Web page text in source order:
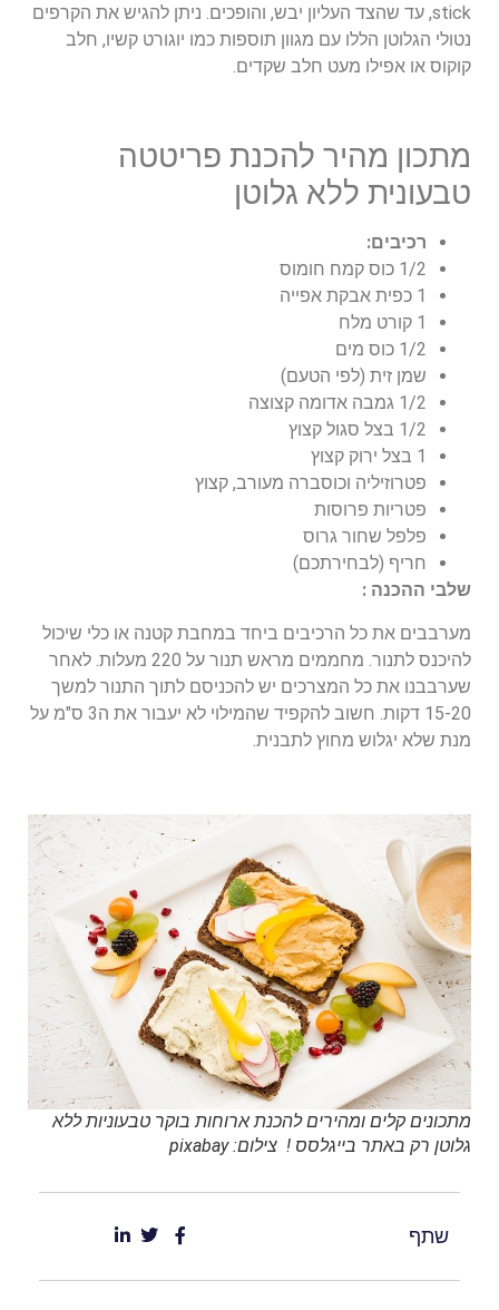
stick, עד שהצד העליון יבש, והופכים. ניתן להגיש את הקרפים
נטולי הגלוטן הללו עם מגוון תוספות כמו יוגורט קשיו, חלב
קוקוס או אפילו מעט חלב שקדים.
מתכון מהיר להכנת פריטטה
טבעונית ללא גלוטן
רכיבים:
1/2 כוס קמח חומוס
1 כפית אבקת אפייה
1 קורט מלח
1/2 כוס מים
שמן זית (לפי הטעם)
1/2 גמבה אדומה קצוצה
1/2 בצל סגול קצוץ
1 בצל ירוק קצוץ
פטרוזיליה וכוסברה מעורב, קצוץ
פטריות פרוסות
פלפל שחור גרוס
חריף (לבחירתכם)
שלבי ההכנה :
מערבבים את כל הרכיבים ביחד במחבת קטנה או כלי שיכול
להיכנס לתנור. מחממים מראש תנור על 220 מעלות. לאחר
שערבבנו את כל המצרכים יש להכניסם לתוך התנור למשך
15-20 דקות. חשוב להקפיד שהמילוי לא יעבור את ה3 ס"מ על
מנת שלא יגלוש מחוץ לתבנית.
מתכונים קלים ומהירים להכנת ארוחות בוקר טבעוניות ללא
גלוטן רק באתר בייגלסס ! צילום: pixabay
שתף